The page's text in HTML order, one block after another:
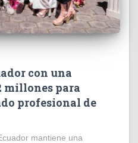
con una
millones para
profesional de
mantiene una